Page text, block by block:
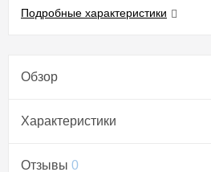
Подробные характеристики
Обзор
Характеристики
Отзывы 0